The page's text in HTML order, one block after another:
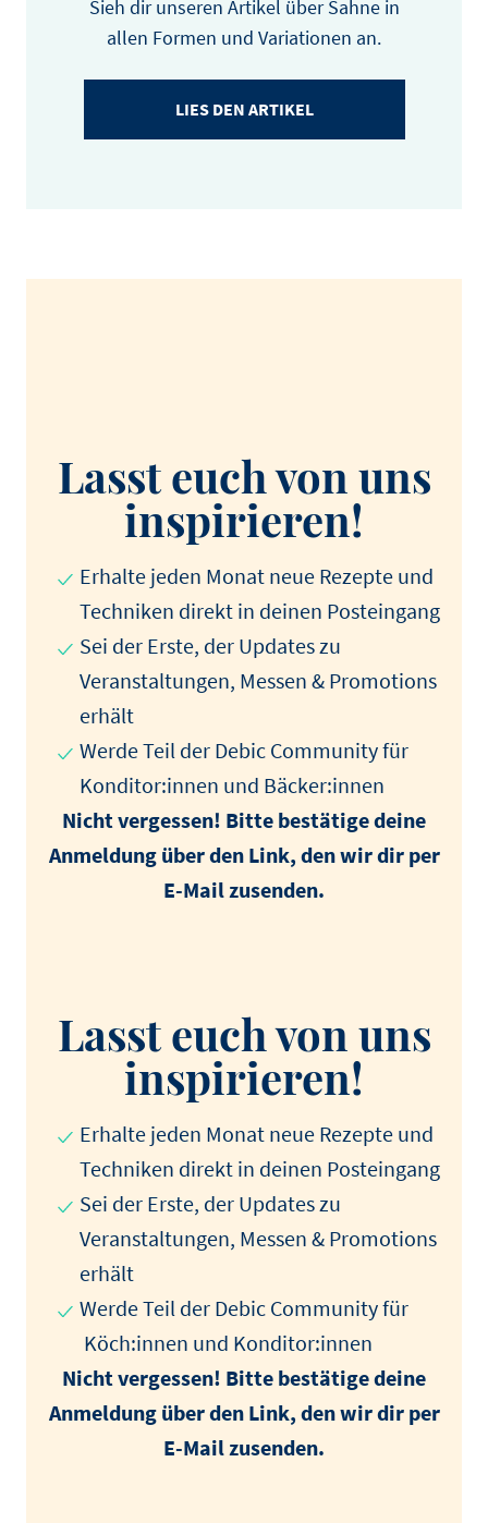
Sieh dir unseren Artikel über Sahne in
allen Formen und Variationen an.
LIES DEN ARTIKEL
Lasst euch von uns
inspirieren!
Erhalte jeden Monat neue Rezepte und
Techniken direkt in deinen Posteingang
Sei der Erste, der Updates zu
Veranstaltungen, Messen & Promotions
erhält
Werde Teil der Debic Community für
Konditor:innen und Bäcker:innen
Nicht vergessen! Bitte bestätige deine
Anmeldung über den Link, den wir dir per
E-Mail zusenden.
Lasst euch von uns
inspirieren!
Erhalte jeden Monat neue Rezepte und
Techniken direkt in deinen Posteingang
Sei der Erste, der Updates zu
Veranstaltungen, Messen & Promotions
erhält
Werde Teil der Debic Community für
Köch:innen und Konditor:innen
Nicht vergessen! Bitte bestätige deine
Anmeldung über den Link, den wir dir per
E-Mail zusenden.